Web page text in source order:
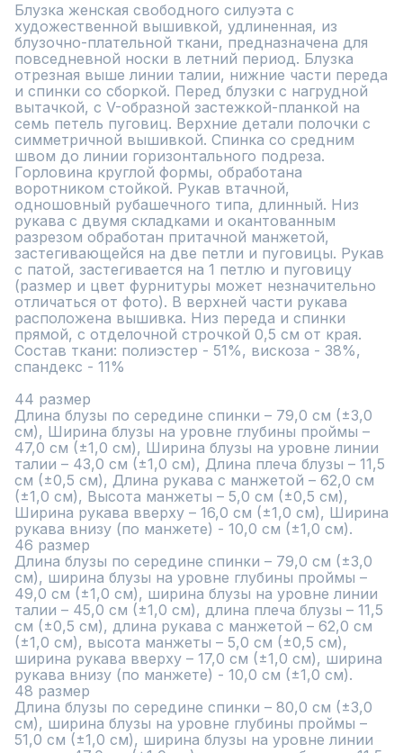
Блузка женская свободного силуэта с
художественной вышивкой, удлиненная, из
блузочно-плательной ткани, предназначена для
повседневной носки в летний период. Блузка
отрезная выше линии талии, нижние части переда
и спинки со сборкой. Перед блузки с нагрудной
вытачкой, с V-образной застежкой-планкой на
семь петель пуговиц. Верхние детали полочки с
симметричной вышивкой. Спинка со средним
швом до линии горизонтального подреза.
Горловина круглой формы, обработана
воротником стойкой. Рукав втачной,
одношовный рубашечного типа, длинный. Низ
рукава с двумя складками и окантованным
разрезом обработан притачной манжетой,
застегивающейся на две петли и пуговицы. Рукав
с патой, застегивается на 1 петлю и пуговицу
(размер и цвет фурнитуры может незначительно
отличаться от фото). В верхней части рукава
расположена вышивка. Низ переда и спинки
прямой, с отделочной строчкой 0,5 см от края.
Состав ткани: полиэстер - 51%, вискоза - 38%,
спандекс - 11%
44 размер
Длина блузы по середине спинки – 79,0 см (±3,0
см), Ширина блузы на уровне глубины проймы –
47,0 см (±1,0 см), Ширина блузы на уровне линии
талии – 43,0 см (±1,0 см), Длина плеча блузы – 11,5
см (±0,5 см), Длина рукава с манжетой – 62,0 см
(±1,0 см), Высота манжеты – 5,0 см (±0,5 см),
Ширина рукава вверху – 16,0 см (±1,0 см), Ширина
рукава внизу (по манжете) - 10,0 см (±1,0 см).
46 размер
Длина блузы по середине спинки – 79,0 см (±3,0
см), ширина блузы на уровне глубины проймы –
49,0 см (±1,0 см), ширина блузы на уровне линии
талии – 45,0 см (±1,0 см), длина плеча блузы – 11,5
см (±0,5 см), длина рукава с манжетой – 62,0 см
(±1,0 см), высота манжеты – 5,0 см (±0,5 см),
ширина рукава вверху – 17,0 см (±1,0 см), ширина
рукава внизу (по манжете) - 10,0 см (±1,0 см).
48 размер
Длина блузы по середине спинки – 80,0 см (±3,0
см), ширина блузы на уровне глубины проймы –
51,0 см (±1,0 см), ширина блузы на уровне линии